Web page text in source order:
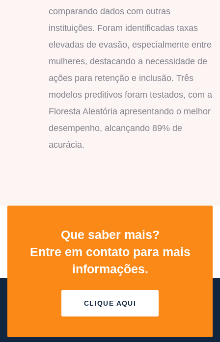
comparando dados com outras
instituições. Foram identificadas taxas
elevadas de evasão, especialmente entre
mulheres, destacando a necessidade de
ações para retenção e inclusão. Três
modelos preditivos foram testados, com a
Floresta Aleatória apresentando o melhor
desempenho, alcançando 89% de
acurácia.
Que saber mais?
Entre em contato para mais
informações.
CLIQUE AQUI